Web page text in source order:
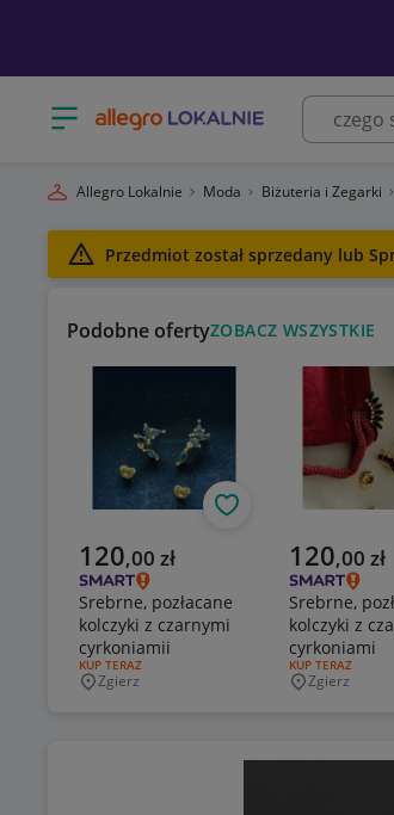
Otwórz menu z kategoriami
Przedmiot został sprzedany lub
Podobne ofertyZOBACZ WSZYSTKIE
Aktualna cena
120,00 zł
Srebrne, pozłacane
kolczyki z czarnymi
cyrkoniamii
RODZAJ OFERTY:
KUP TERAZ
Miejscowość
Zgierz
Obserwuj
Aktualna cena
120,00 zł
Srebrne,
kolczyki z
cyrkoniami
RODZAJ OFERTY:
KUP TERAZ
Miejscowość
Zgierz
Allegro Lokalnie Moda Biżuteria i Zegarki